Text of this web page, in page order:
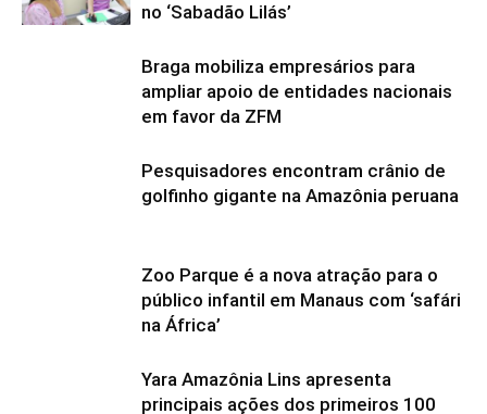
no ‘Sabadão Lilás’
Braga mobiliza empresários para
ampliar apoio de entidades nacionais
em favor da ZFM
Pesquisadores encontram crânio de
golfinho gigante na Amazônia peruana
Zoo Parque é a nova atração para o
público infantil em Manaus com ‘safári
na África’
Yara Amazônia Lins apresenta
principais ações dos primeiros 100